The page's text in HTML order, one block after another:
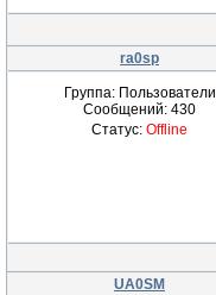
ra0sp
Группа: Пользователи
Сообщений: 430
Статус: Offline
UA0SM